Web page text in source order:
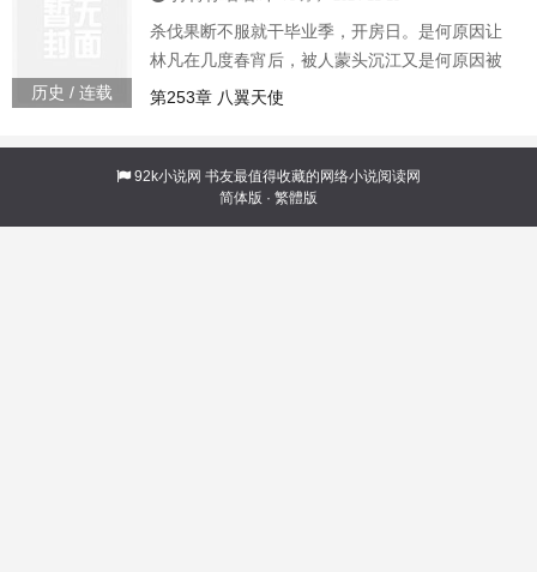
历史 / 连载
杀伐果断不服就干毕业季，开房日。是何原因让
林凡在几度春宵后，被人蒙头沉江又是何原因被
傲娇师父带上山，五年后又要被赶下来。父母失
年的知性女友又将何去何从且看林凡如何王者归
来，搅动风云
第253章 八翼天使
92k小说网 书友最值得收藏的网络小说阅读网
简体版 · 繁體版